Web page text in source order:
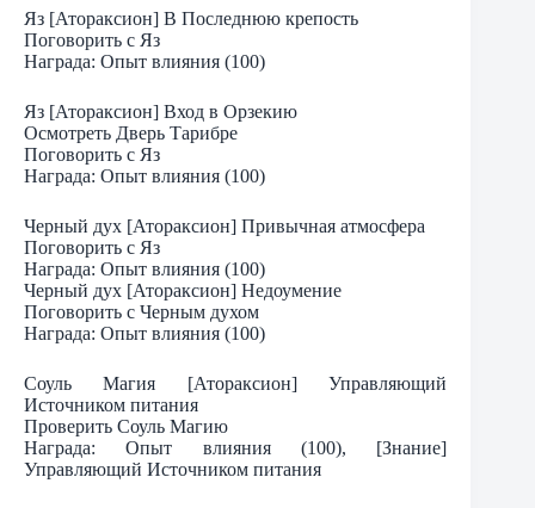
Яз [Атораксион] В Последнюю крепость
Поговорить с Яз
Награда: Опыт влияния (100)
Яз [Атораксион] Вход в Орзекию
Осмотреть Дверь Тарибре
Поговорить с Яз
Награда: Опыт влияния (100)
Черный дух [Атораксион] Привычная атмосфера
Поговорить с Яз
Награда: Опыт влияния (100)
Черный дух [Атораксион] Недоумение
Поговорить с Черным духом
Награда: Опыт влияния (100)
Соуль Магия [Атораксион] Управляющий
Источником питания
Проверить Соуль Магию
Награда: Опыт влияния (100), [Знание]
Управляющий Источником питания